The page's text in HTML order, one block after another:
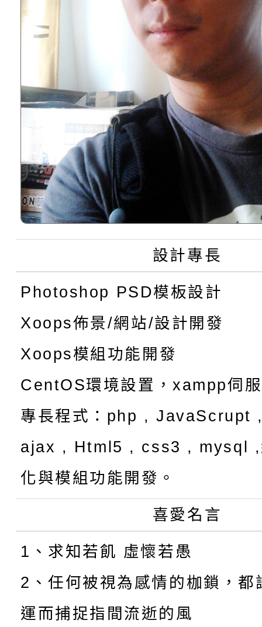
設計專長
Photoshop PSD模板設計
Xoops佈景/網站/設計開發
Xoops模組功能開發
CentOS環境設置，xampp伺
專長程式：php , JavaScrupt
ajax , Html5 , css3 , mysql ,
化與模組功能開發。
喜愛名言
1、求知若飢 虛懷若愚
2、任何被視為感情的枷鎖，都
運而捕捉指間流逝的風